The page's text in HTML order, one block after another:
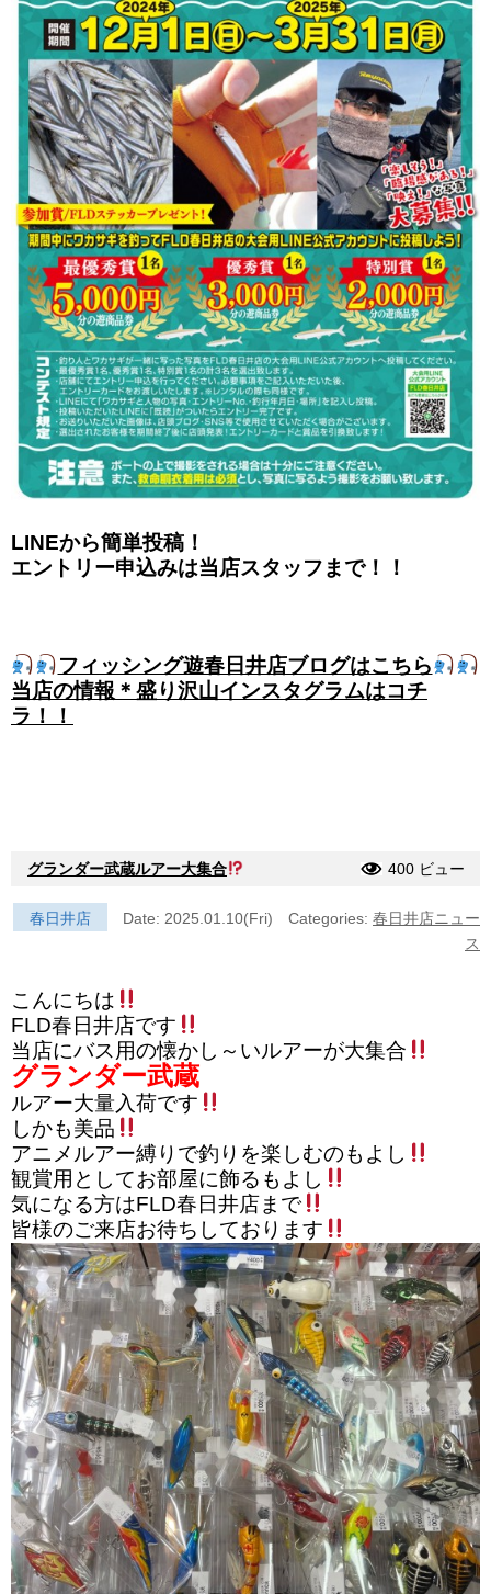
LINEから簡単投稿！
エントリー申込みは当店スタッフまで！！
フィッシング遊春日井店ブログはこちら
当店の情報＊盛り沢山インスタグラムはコチ
ラ！！
グランダー武蔵ルアー大集合 400 ビュー
春日井店 Date: 2025.01.10(Fri) Categories: 春日井店ニュー
ス
こんにちは
FLD春日井店です
当店にバス用の懐かし～いルアーが大集合
グランダー武蔵
ルアー大量入荷です
しかも美品
アニメルアー縛りで釣りを楽しむのもよし
観賞用としてお部屋に飾るもよし
気になる方はFLD春日井店まで
皆様のご来店お待ちしております